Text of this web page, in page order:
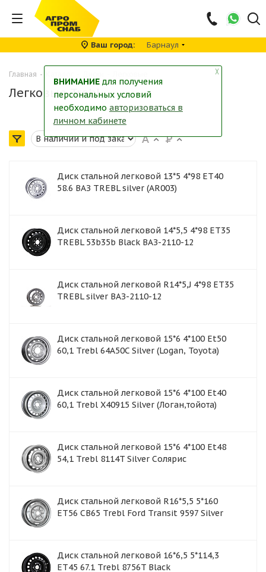
Ваш город Барнаул
Главная -
Легковые Trebl
Диск стальной легковой 13*5 4*98 ET40
58.6 ВАЗ TREBL silver (AR003)
Диск стальной легковой 14*5,5 4*98 ET35
TREBL 53b35b Black ВАЗ-2110-12
Диск стальной легковой R14*5,J 4*98 ET35
TREBL silver ВАЗ-2110-12
Диск стальной легковой 15*6 4*100 Et50
60,1 Trebl 64A50C Silver (Logan, Toyota)
Диск стальной легковой 15*6 4*100 Et40
60,1 Trebl X40915 Silver (Логан,тойота)
Диск стальной легковой 15*6 4*100 Et48
54,1 Trebl 8114T Silver Cолярис
Диск стальной легковой R16*5,5 5*160
ET56 CB65 Trebl Ford Transit 9597 Silver
Диск стальной легковой 16*6,5 5*114,3
ET45 67.1 Trebl 8756T Black
╳
ВНИМАНИЕ для получения
персональных условий
необходимо авторизоваться в
личном кабинете